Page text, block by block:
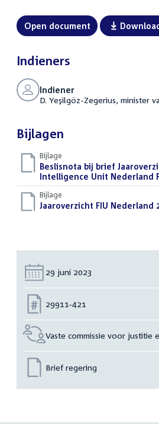
Open document
Indieners
Indiener
D. Yeşilgöz-Zegerius, minister
Bijlagen
Bijlage
Download
bestand:
Beslisnota bij brief
Intelligence Unit Nederland
Bijlage
Download
Jaaroverzicht FIU Nederland
Datum:
29 juni 2023
Nummer:
29911-421
Vaste commissie voor justitie
Brief regering